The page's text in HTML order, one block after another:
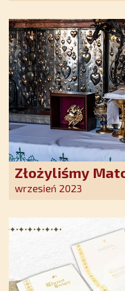
nadziei w XXI
Złożyliśmy
Ostrobramskiej
wrzesień 2023